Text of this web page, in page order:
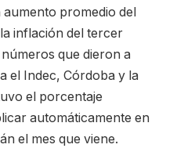
promedio del
inflación del tercer
que dieron a
el Indec, Córdoba y la
el porcentaje
automáticamente en
el mes que viene.